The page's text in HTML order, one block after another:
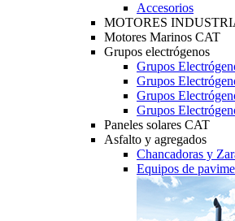
Accesorios
MOTORES
Motores Marinos CAT
Grupos electrógenos
Grupos
Grupos
Grupos
Grupos
Paneles solares CAT
Asfalto y agregados
Chancadoras y
Equipos de